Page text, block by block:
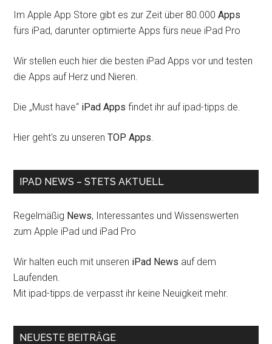
Im Apple App Store gibt es zur Zeit über 80.000Apps
fürs iPad, darunter optimierte Apps fürs neue iPad Pro
Wir stellen euch hier die besten iPad Apps vor und testen
die Apps auf Herz und Nieren.
Die „Must have“ iPad Apps findet ihr auf ipad-tipps.de.
Hier geht's zu unserenTOP Apps.
IPAD NEWS – STETS AKTUELL
Regelmäßig News, Interessantes und Wissenswerten
zum Apple iPad und iPad Pro
Wir halten euch mit unseren iPad News auf dem
Laufenden.
Mit ipad-tipps.de verpasst ihr keine Neuigkeit mehr.
NEUESTE BEITRÄGE